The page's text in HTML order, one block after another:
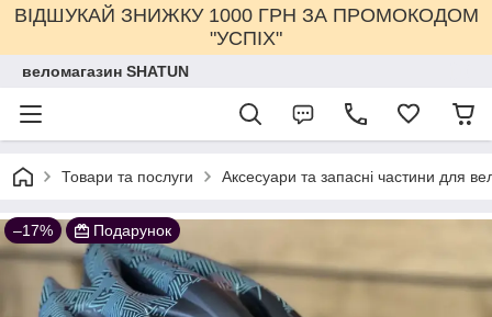
ВІДШУКАЙ ЗНИЖКУ 1000 ГРН ЗА ПРОМОКОДОМ
"УСПІХ"
веломагазин SHATUN
Товари та послуги Аксесуари та запасні частини для
–17% Подарунок